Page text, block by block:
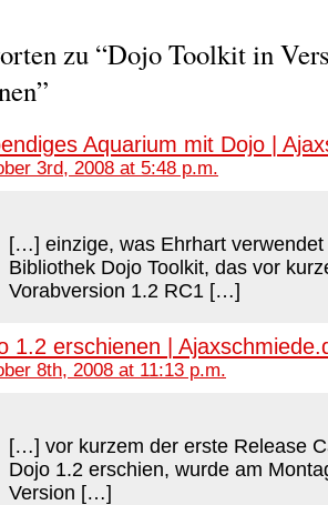
zu “Dojo Toolkit in
Aquarium mit Dojo |
3rd, 2008 at 5:48 p.m.
[…] einzige, was Ehrhart
Bibliothek Dojo Toolkit, das vor
Vorabversion 1.2 RC1 […]
1.2 erschienen |
8th, 2008 at 11:13 p.m.
[…] vor kurzem der erste Release
Dojo 1.2 erschien, wurde am
Version […]